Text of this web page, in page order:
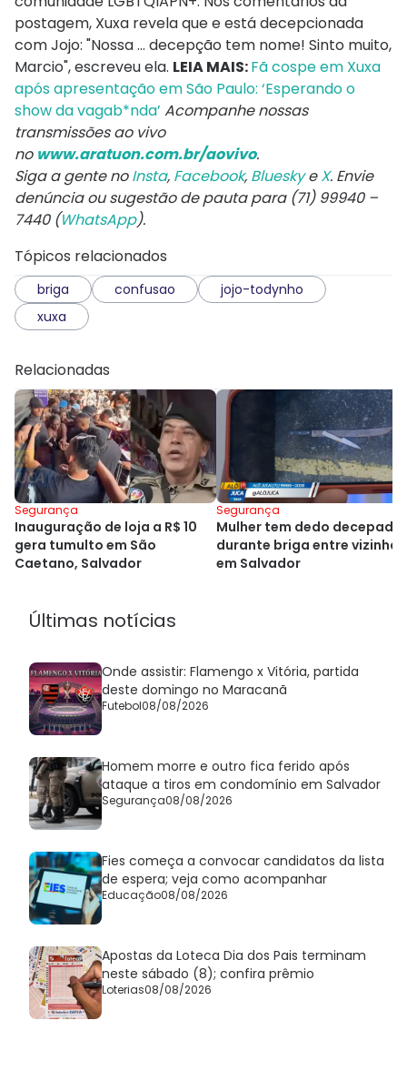
postagem, Xuxa revela que e está decepcionada
com Jojo: "Nossa … decepção tem nome! Sinto muito,
Marcio", escreveu ela. LEIA MAIS:Fã cospe em Xuxa
após apresentação em São Paulo: ‘Esperando o
show da vagab*nda’ Acompanhe nossas
transmissões ao vivo
no www.aratuon.com.br/aovivo.
Siga a gente noInsta, Facebook, BlueskyeX. Envie
denúncia ou sugestão de pauta para (71) 99940 –
7440 (WhatsApp).
Tópicos relacionados
briga confusao
jojo-todynho
xuxa
Relacionadas
Segurança
Inauguração de loja a R$ 10
gera tumulto em São
Caetano, Salvador
Segurança
Mulher tem dedo decepado
durante briga entre vizinhas
em Salvador
Últimas notícias
Onde assistir: Flamengo x Vitória, partida
deste domingo no Maracanã
Futebol08/08/2026
Homem morre e outro fica ferido após
ataque a tiros em condomínio em Salvador
Segurança08/08/2026
Fies começa a convocar candidatos da lista
de espera; veja como acompanhar
Educação08/08/2026
Apostas da Loteca Dia dos Pais terminam
neste sábado (8); confira prêmio
Loterias08/08/2026